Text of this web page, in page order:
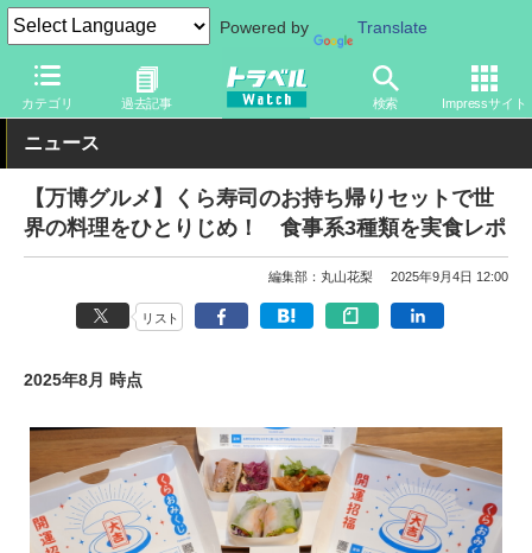
Powered by Translate
カテゴリ 過去記事 検索 Impressサイト
トラベル Watch イベント 国際博覧会 2025年大阪・関西万博
ニュース
【万博グルメ】くら寿司のお持ち帰りセットで世
界の料理をひとりじめ！ 食事系3種類を実食レポ
編集部：丸山花梨 2025年9月4日 12:00
リスト
2025年8月 時点